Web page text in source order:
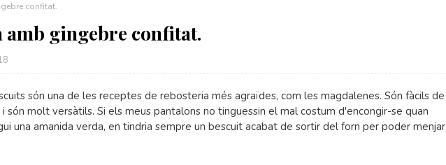
confitat.
amb gingebre confitat.
són una de les receptes de rebosteria més agraïdes, com les magdalenes. Són fàcils de
són molt versàtils. Si els meus pantalons no tinguessin el mal costum d'encongir-se quan
una amanida verda, en tindria sempre un bescuit acabat de sortir del forn per poder menjar